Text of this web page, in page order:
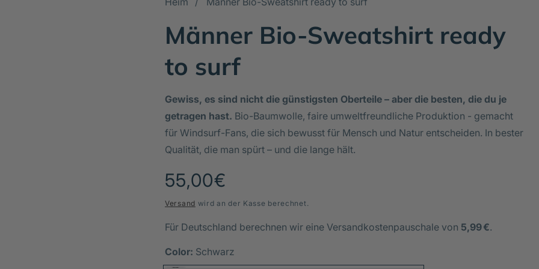
Männer Bio-Sweatshirt ready
to surf
Gewiss, es sind nicht die günstigsten Oberteile – aber die besten, die du je
getragen hast. Bio-Baumwolle, faire umweltfreundliche Produktion - gemacht
für Windsurf-Fans, die sich bewusst für Mensch und Natur entscheiden. In bester
Qualität, die man spürt – und die lange hält.
Normaler
Preis
55,00€
Versand wird an der Kasse berechnet.
Für Deutschland berechnen wir eine Versandkostenpauschale von 5,99 €.
Color: Schwarz